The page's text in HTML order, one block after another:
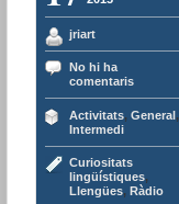
jriart
No hi ha
comentaris
Activitats, General,
Intermedi
Curiositats
lingüístiques,
Llengües, Ràdio